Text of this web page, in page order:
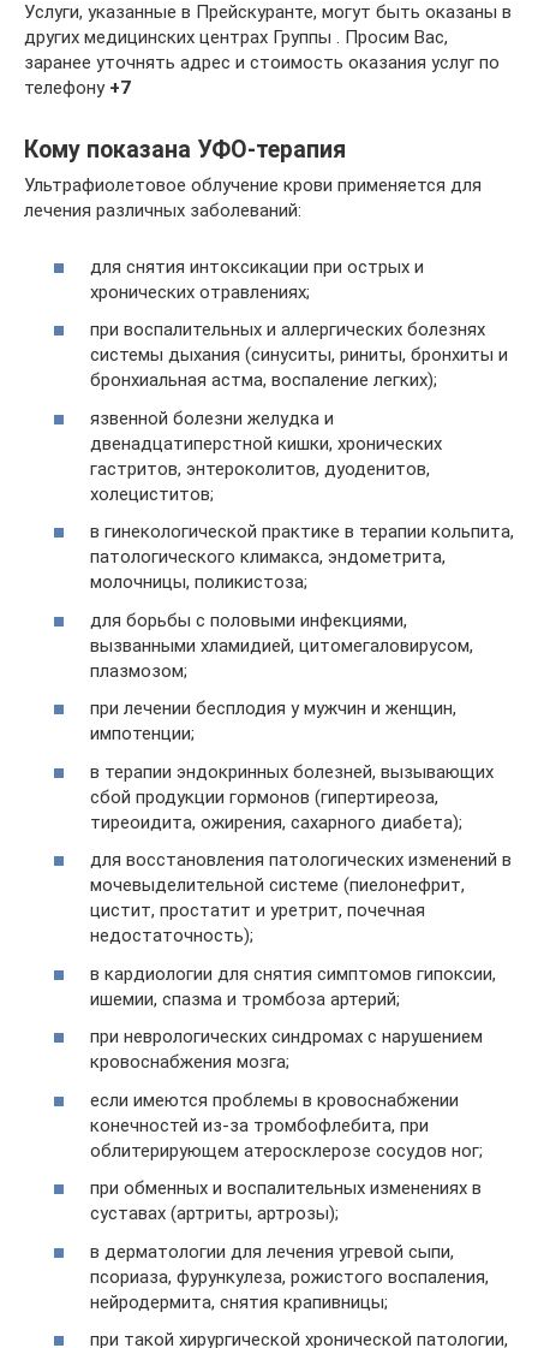
Услуги, указанные в Прейскуранте, могут быть оказаны в
других медицинских центрах Группы . Просим Вас,
заранее уточнять адрес и стоимость оказания услуг по
телефону +7
Кому показана УФО-терапия
Ультрафиолетовое облучение крови применяется для
лечения различных заболеваний:
для снятия интоксикации при острых и
хронических отравлениях;
при воспалительных и аллергических болезнях
системы дыхания (синуситы, риниты, бронхиты и
бронхиальная астма, воспаление легких);
язвенной болезни желудка и
двенадцатиперстной кишки, хронических
гастритов, энтероколитов, дуоденитов,
холециститов;
в гинекологической практике в терапии кольпита,
патологического климакса, эндометрита,
молочницы, поликистоза;
для борьбы с половыми инфекциями,
вызванными хламидией, цитомегаловирусом,
плазмозом;
при лечении бесплодия у мужчин и женщин,
импотенции;
в терапии эндокринных болезней, вызывающих
сбой продукции гормонов (гипертиреоза,
тиреоидита, ожирения, сахарного диабета);
для восстановления патологических изменений в
мочевыделительной системе (пиелонефрит,
цистит, простатит и уретрит, почечная
недостаточность);
в кардиологии для снятия симптомов гипоксии,
ишемии, спазма и тромбоза артерий;
при неврологических синдромах с нарушением
кровоснабжения мозга;
если имеются проблемы в кровоснабжении
конечностей из-за тромбофлебита, при
облитерирующем атеросклерозе сосудов ног;
при обменных и воспалительных изменениях в
суставах (артриты, артрозы);
в дерматологии для лечения угревой сыпи,
псориаза, фурункулеза, рожистого воспаления,
нейродермита, снятия крапивницы;
при такой хирургической хронической патологии,